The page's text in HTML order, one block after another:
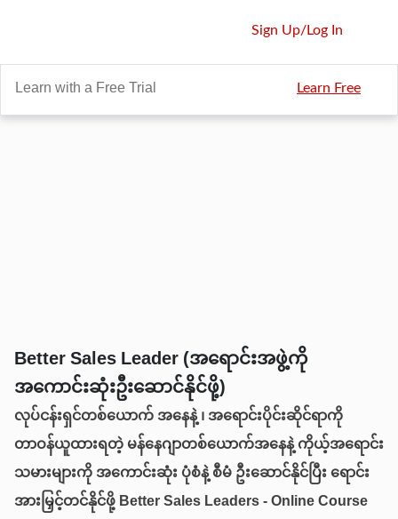
Sign Up/Log In
Learn with a Free Trial
Learn Free
Better Sales Leader (အရောင်းအဖွဲ့ကို
အကောင်းဆုံးဦးဆောင်နိုင်ဖို့)
လုပ်ငန်းရှင်တစ်ယောက် အနေနဲ့ ၊ အရောင်းပိုင်းဆိုင်ရာကို
တာဝန်ယူထားရတဲ့ မန်နေဂျာတစ်ယောက်အနေနဲ့ ကိုယ့်အရောင်း
သမားများကို အကောင်းဆုံး ပုံစံနဲ့ စီမံ ဦးဆောင်နိုင်ပြီး ရောင်း
အားမြှင့်တင်နိုင်ဖို့ Better Sales Leaders - Online Course